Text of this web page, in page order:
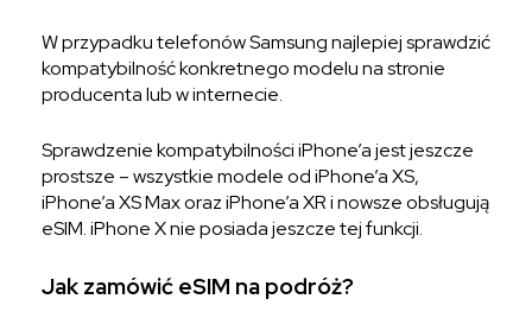
W przypadku telefonów Samsung najlepiej sprawdzić
kompatybilność konkretnego modelu na stronie
producenta lub w internecie.
Sprawdzenie kompatybilności iPhone’a jest jeszcze
prostsze – wszystkie modele od iPhone’a XS,
iPhone’a XS Max oraz iPhone’a XR i nowsze obsługują
eSIM. iPhone X nie posiada jeszcze tej funkcji.
Jak zamówić eSIM na podróż?